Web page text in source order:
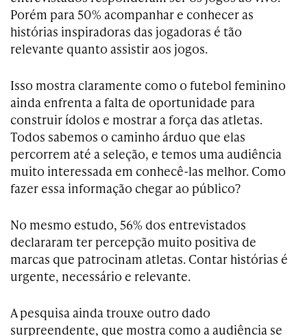
Porém para 50% acompanhar e conhecer as
histórias inspiradoras das jogadoras é tão
relevante quanto assistir aos jogos.
Isso mostra claramente como o futebol feminino
ainda enfrenta a falta de oportunidade para
construir ídolos e mostrar a força das atletas.
Todos sabemos o caminho árduo que elas
percorrem até a seleção, e temos uma audiência
muito interessada em conhecê-las melhor. Como
fazer essa informação chegar ao público?
No mesmo estudo, 56% dos entrevistados
declararam ter percepção muito positiva de
marcas que patrocinam atletas. Contar histórias é
urgente, necessário e relevante.
A pesquisa ainda trouxe outro dado
surpreendente, que mostra como a audiência se